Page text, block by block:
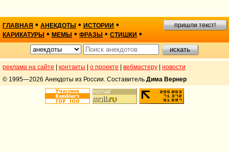
ГЛАВНАЯ • АНЕКДОТЫ • ИСТОРИИ •
КАРИКАТУРЫ • МЕМЫ • ФРАЗЫ • СТИШКИ •
пришли текст!
реклама на сайте контакты о проекте вебмастеру
новости
© 1995—2026 Анекдоты из России. Составитель Дима Вернер